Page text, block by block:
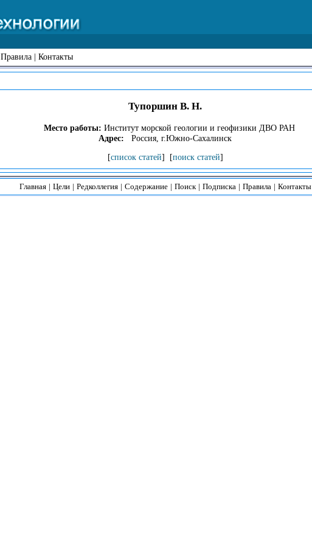
Правила | Контакты
Тупоршин В. Н.
Место работы: Институт морской геологии и геофизики ДВО РАН
Адрес: Россия, г.Южно-Сахалинск
[список статей] [поиск статей]
Главная | Цели | Редколлегия | Содержание | Поиск | Подписка | Правила | Контакты